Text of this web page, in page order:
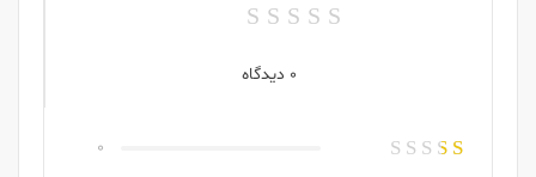
0 دیدگاه
0